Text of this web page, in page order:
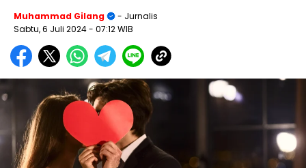
Muhammad Gilang
- Jurnalis
Sabtu, 6 Juli 2024- 07:12 WIB